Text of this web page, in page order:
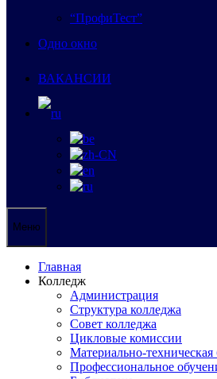
“ПрофиТест”
Одно окно
ВАКАНСИИ
Меню
Главная
Колледж
Администрация
Структура колледжа
Совет колледжа
Цикловые комиссии
Материально-техническая
Профессиональное